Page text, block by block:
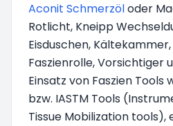
Aconit Schmerzöloder
Rotlicht, Kneipp
Eisduschen,
Faszienrolle, Vorsichtiger
Einsatz von Faszien Tools
bzw. IASTM Tools
Tissue Mobilization tools),